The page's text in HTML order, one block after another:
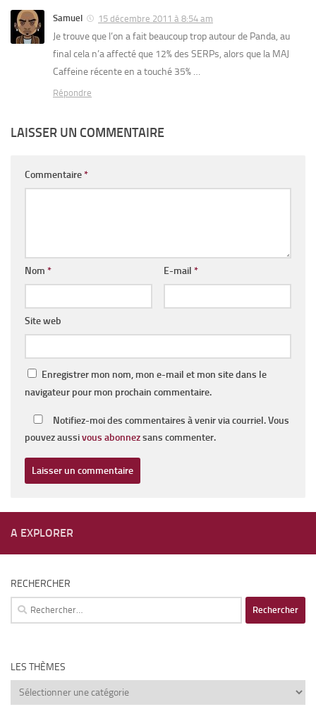
Samuel 15 décembre 2011 à 8:54 am
Je trouve que l’on a fait beaucoup trop autour de Panda, au
final cela n’a affecté que 12% des SERPs, alors que la MAJ
Caffeine récente en a touché 35% …
Répondre
LAISSER UN COMMENTAIRE
Commentaire*
Nom * E-mail *
Site web
Enregistrer mon nom, mon e-mail et mon site dans le
navigateur pour mon prochain commentaire.
Notifiez-moi des commentaires à venir via courriel. Vous
pouvez aussivous abonnezsans commenter.
A EXPLORER
RECHERCHER
Rechercher :
LES THÈMES
Les
thèmes